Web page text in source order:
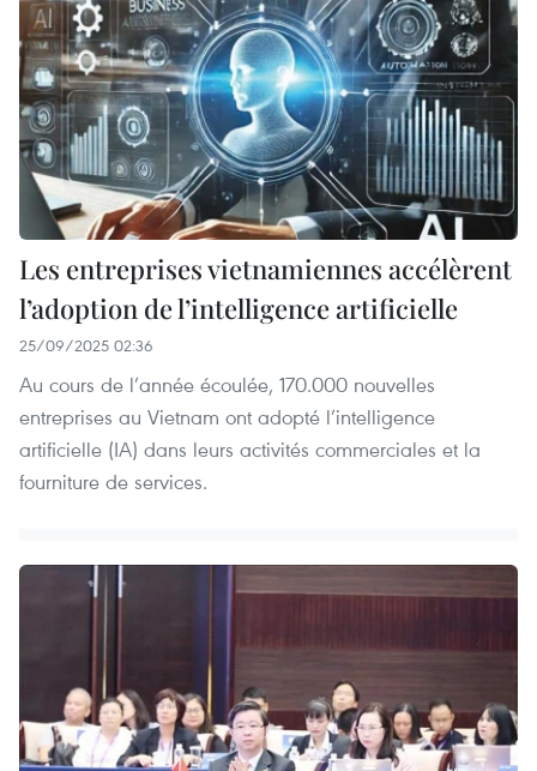
Les entreprises vietnamiennes accélèrent
l’adoption de l’intelligence artificielle
25/09/2025 02:36
Au cours de l’année écoulée, 170.000 nouvelles
entreprises au Vietnam ont adopté l’intelligence
artificielle (IA) dans leurs activités commerciales et la
fourniture de services.